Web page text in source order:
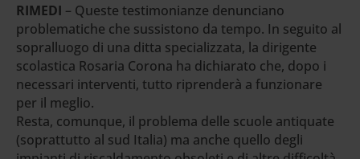
RIMEDI – Queste testimonianze denunciano
problematiche che sussistono da tempo. In seguito al
sopralluogo di una ditta specializzata, la dirigente
scolastica Rosaria Corona ha dichiarato che, dopo i
necessari interventi, tutto riprenderà a funzionare
per il meglio.
Resta, comunque, il problema delle scuole antiquate
(soprattutto al sud Italia) ma anche quello degli